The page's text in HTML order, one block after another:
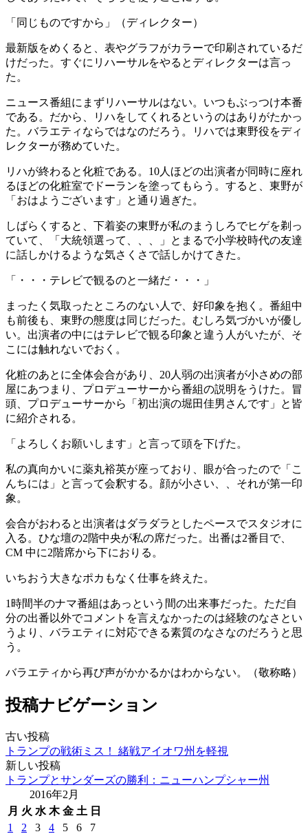
「同じものですから」（ディレクター）
最新版をめくると、表やグラフがカラーで印刷されているだ
けだった。すぐにリハーサルをやるとディレクターは言っ
た。
ニュース番組にまずリハーサルはない。いつもぶっつけ本番
である。だから、リハをしてくれるというのはありがたかっ
た。バラエティならではなのだろう。リハでは東野役をディ
レクターが務めていた。
リハが終わると化粧である。10人ほどの出演者が同時に座れ
るほどの化粧室でドーランを塗ってもらう。すると、東野が
「おはようございます」と通り過ぎた。
しばらくすると、下着姿の東野が私のまうしろでヒゲを剃っ
ていて、「大統領選って、、、」とまるで小学校時代の友達
に話しかけるような気さくさで話しかけてきた。
「・・・テレビで観るのと一緒だ・・・」
まったく気取ったところのない人で、好印象を抱く。番組中
も前後も、東野の態度は同じだった。むしろ気づかいが優し
い。出演者の中にはテレビで観る印象と違う人がいたが、そ
こには触れないでおく。
化粧のあとに全体会合があり、20人弱の出演者が小さめの部
屋にあつまり、プロデューサーから番組の説明をうけた。冒
頭、プロデューサーから「初出演の堀田佳男さんです」と皆
に紹介される。
「よろしくお願いします」と言って頭を下げた。
私の真向かいに薬丸裕英が座っており、眼が合ったので「こ
んちには」と言って会釈する。顔が小さい、、それが第一印
象。
会合がおわると出演者はダラダラとしたペースでスタジオに
入る。ひな壇の2階中央が私の席だった。出番は2番目で、
CM 中に2階席から下におりる。
いちおう大きなポカもなく仕事を終えた。
1時間半のナマ番組はあっという間の出来事だった。ただ自
分の出番以外でコメントを言えなかったのは経験のなさとい
うより、バラエティに対応できる素質のなさなのだろうと思
う。
バラエティから再び声がかかるかはわからない。（敬称略）
投稿ナビゲーション
古い投稿
トランプの戦術ミス！ 緒戦アイオワ州を軽視
新しい投稿
トランプとサンダーズの勝利：ニューハンプシャー州
2016年2月
月 火 水 木 金 土 日
1 2 3 4 5 6
7